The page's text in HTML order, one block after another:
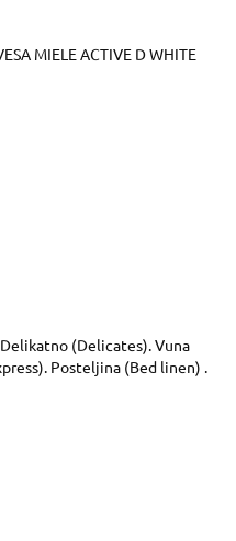
MIELE ACTIVE D WHITE
(Delicates). Vuna
Posteljina (Bed linen) .